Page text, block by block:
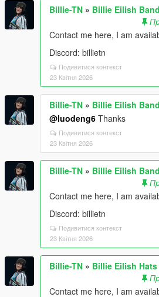
Billie-TN » Billie Eilish
Contact me here, I am
Discord: billietn
Подивитися контекст
23 Квітня 2026
Billie-TN » Billie Eilish
@luodeng6 Thanks
Подивитися контекст
23 Квітня 2026
Billie-TN » Billie Eilish
Contact me here, I am
Discord: billietn
Подивитися контекст
23 Квітня 2026
Billie-TN » Billie Eilish
Contact me here, I am